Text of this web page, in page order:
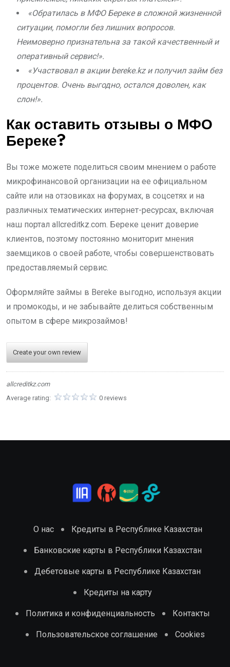
«Обратилась в МФО Береке в сложной жизненной
ситуации, помогли без лишних вопросов.
Неимоверно признательна за такой качественный и
оперативный сервис!».
«Участвовал в акции bereke.kz и получил займ без
процентов. Очень выгодно, остался доволен, как
слон!».
Как оставить отзывы о МФО
Береке?
Вы тоже можете поделиться своим мнением о работе
микрофинансовой организации на ее официальном
сайте или на отзовиках на форумах, в соцсетях и на
различных тематических интернет-ресурсах, включая
наш портал allcreditkz.com. Береке ценит доверие
клиентов, поэтому постоянно мониторит мнения
заемщиков о своей работе, чтобы совершенствовать
предоставляемый сервис.
Оформляйте займы в Bereke выгодно, используя акции
и промокоды, и не забывайте делиться собственным
опытом в сфере микрозаймов!
Create your own review
allcreditkz.com
Average rating:
0 reviews
О нас Кредиты в Республике Казахстан
Банковские карты в Республики Казахстан
Дебетовые карты в Республике Казахстан
Кредиты на карту
Политика и конфиденциальность Контакты
Пользовательское соглашение Cookies